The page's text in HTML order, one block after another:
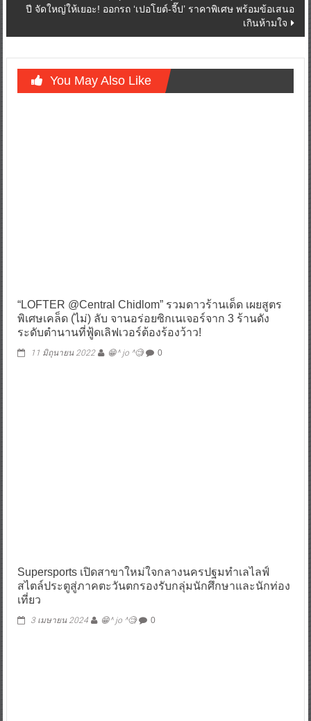
ปี จัดใหญ่ให้เยอะ! ออกรถ ‘เปอโยต์-จี๊ป’ ราคาพิเศษ พร้อมข้อเสนอ
เกินห้ามใจ
You May Also Like
“LOFTER @Central Chidlom” รวมดาวร้านเด็ด เผยสูตร
พิเศษเคล็ด (ไม่) ลับ จานอร่อยซิกเนเจอร์จาก 3 ร้านดัง
ระดับตำนานที่ฟู้ดเลิฟเวอร์ต้องร้องว้าว!
11 มิถุนายน 2022 😁^ jo ^🧐 0
Supersports เปิดสาขาใหม่ใจกลางนครปฐมทำเลไลฟ์
สไตล์ประตูสู่ภาคตะวันตกรองรับกลุ่มนักศึกษาและนักท่อง
เที่ยว
3 เมษายน 2024 😁^ jo ^🧐 0